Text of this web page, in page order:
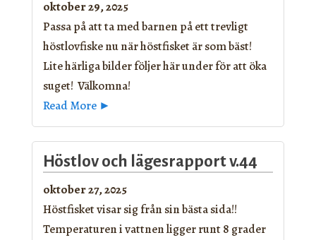
oktober 29, 2025
Passa på att ta med barnen på ett trevligt
höstlovfiske nu när höstfisket är som bäst!
Lite härliga bilder följer här under för att öka
suget! Välkomna!
Read More ►
Höstlov och lägesrapport v.44
oktober 27, 2025
Höstfisket visar sig från sin bästa sida!!
Temperaturen i vattnen ligger runt 8 grader